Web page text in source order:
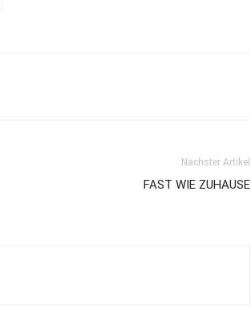
Nächster Artikel
FAST WIE ZUHAUSE